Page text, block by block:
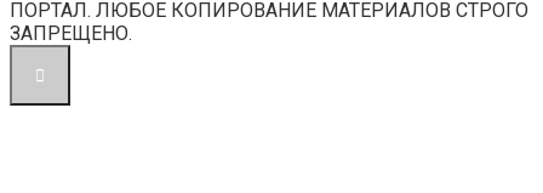
ПОРТАЛ. ЛЮБОЕ КОПИРОВАНИЕ МАТЕРИАЛОВ СТРОГО
ЗАПРЕЩЕНО.